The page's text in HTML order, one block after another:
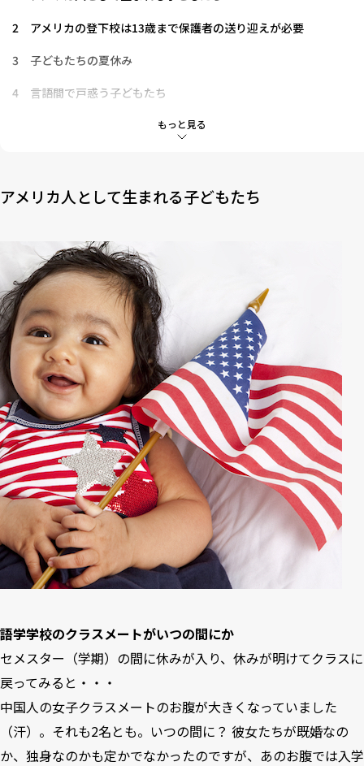
もっと見る
2
アメリカの登下校は13歳まで保護者の送り迎えが必要
3
子どもたちの夏休み
4
言語間で戸惑う子どもたち
アメリカ人として生まれる子どもたち
語学学校のクラスメートがいつの間にか
セメスター（学期）の間に休みが入り、休みが明けてクラスに
戻ってみると・・・
中国人の女子クラスメートのお腹が大きくなっていました
（汗）。それも2名とも。いつの間に？ 彼女たちが既婚なの
か、独身なのかも定かでなかったのですが、あのお腹では入学